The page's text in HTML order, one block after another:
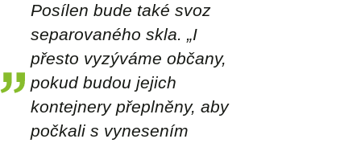
Posílen bude také svoz
separovaného skla. „I
přesto vyzýváme občany,
pokud budou jejich
kontejnery přeplněny, aby
počkali s vynesením